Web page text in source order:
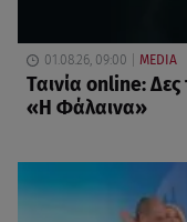
01.08.26, 09:00 MEDIA
Ταινία online: Δες
«Η Φάλαινα»